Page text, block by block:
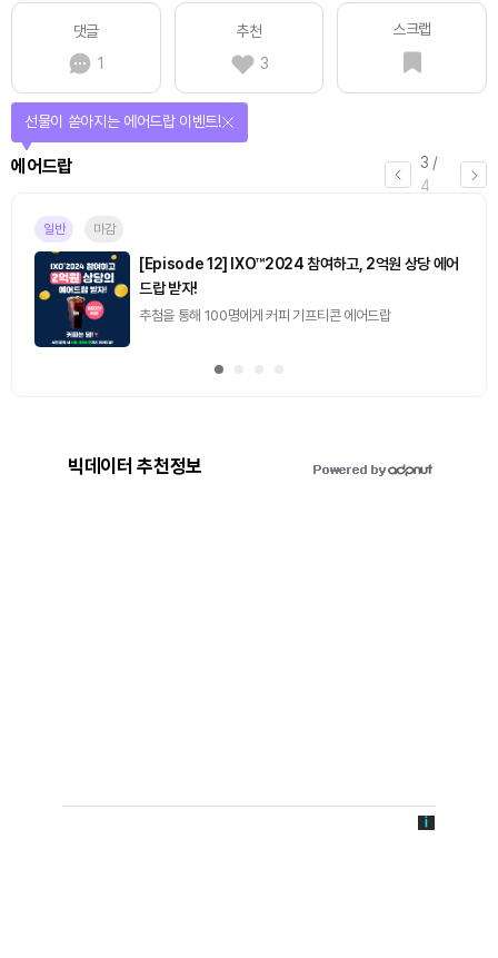
댓글
1
추천
3
스크랩
3 /
4
에어드랍
선물이 쏟아지는 에어드랍 이벤트!
일반 마감
[Episode 12] IXO™2024 참여하고, 2억원 상당 에어
드랍 받자!
추첨을 통해 100명에게 커피 기프티콘 에어드랍
빅데이터 추천정보